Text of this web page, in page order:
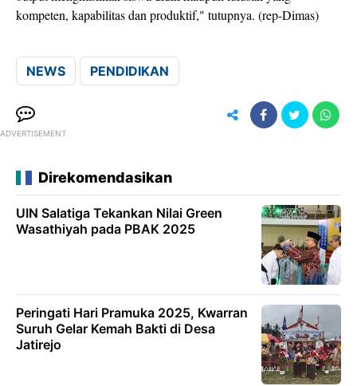
kompeten, kapabilitas dan produktif," tutupnya. (rep-Dimas)
NEWS PENDIDIKAN
ADVERTISEMENT
Direkomendasikan
UIN Salatiga Tekankan Nilai Green
Wasathiyah pada PBAK 2025
Peringati Hari Pramuka 2025, Kwarran
Suruh Gelar Kemah Bakti di Desa
Jatirejo